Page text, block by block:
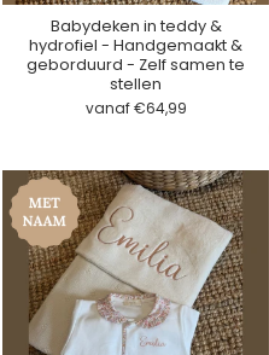
Babydeken in teddy &
hydrofiel - Handgemaakt &
geborduurd - Zelf samen te
stellen
vanaf €64,99